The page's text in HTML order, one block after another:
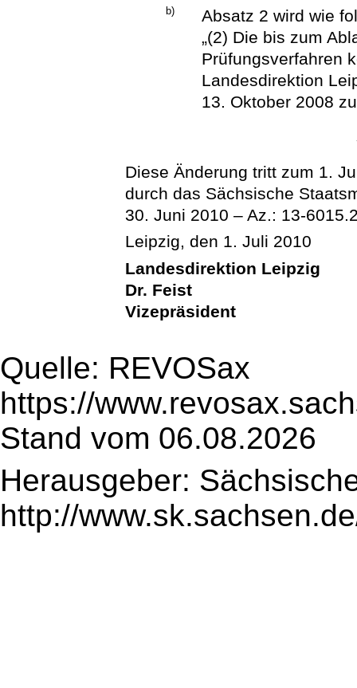
b)
Absatz 2 wird wie
„(2) Die bis zum
Prüfungsverfahren
Landesdirektion
13. Oktober 2008
Diese Änderung tritt zum 1.
durch das Sächsische
30. Juni 2010 – Az.: 13-
Leipzig, den 1. Juli 2010
Landesdirektion Leipzig
Dr. Feist
Vizepräsident
Quelle: REVOSax
https://
Stand vom 06.08.2026
Herausgeber:
http://